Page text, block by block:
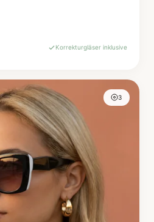
Korrekturgläser inklusive
3